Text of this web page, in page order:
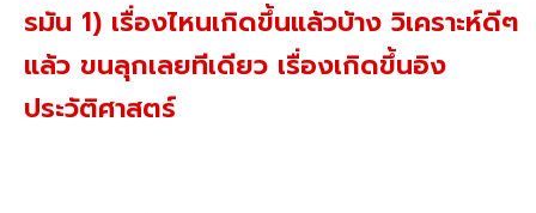
รมัน 1) เรื่องไหนเกิดขึ้นแล้วบ้าง วิเคราะห์ดีๆ
แล้ว ขนลุกเลยทีเดียว เรื่องเกิดขึ้นอิง
ประวัติศาสตร์